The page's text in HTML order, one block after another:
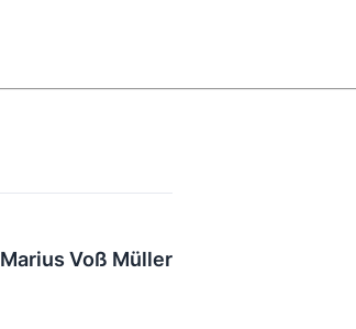
Marius Voß Müller